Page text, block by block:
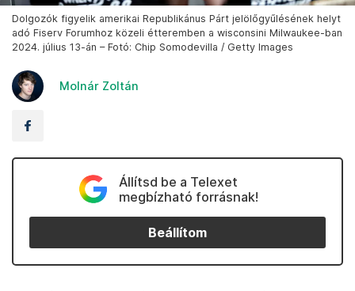
Dolgozók figyelik amerikai Republikánus Párt jelölőgyűlésének helyt
adó Fiserv Forumhoz közeli étteremben a wisconsini Milwaukee-ban
2024. július 13-án – Fotó: Chip Somodevilla / Getty Images
Molnár Zoltán
Állítsd be a Telexet
megbízható forrásnak!
Beállítom